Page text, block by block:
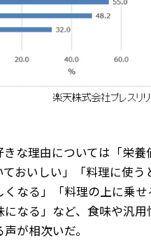
きな理由については「栄養
ておいしい」「料理に使う
くなる」「料理の上に乗
になる」など、食味や汎用
が相次いだ。